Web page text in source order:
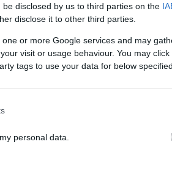
disclosed by us to third parties on the
disclose it to other third parties.
or more Google services and may
visit or usage behaviour. You may
tags to use your data for below
personal data.
keresztényekről”
fideszes Szakács